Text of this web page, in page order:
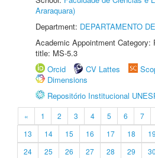
Araraquara)
Department: DEPARTAMENTO
Academic Appointment Category:
title: MS-5.3
Orcid
CV Lattes
Dimensions
Repositório Institucional
« 1 2 3 4 5 6 7
13
14 15 16 17 18 19
24
25 26 27 28 29 30